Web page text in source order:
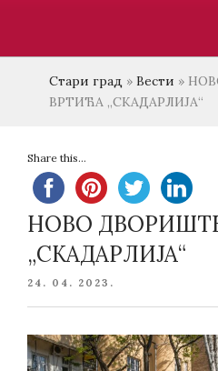
Стари град » Вести »
ВРТИЋА „СКАДАРЛИЈА“
Share this...
НОВО
„СКАДАРЛИЈА“
POSTED
24. 04. 2023.